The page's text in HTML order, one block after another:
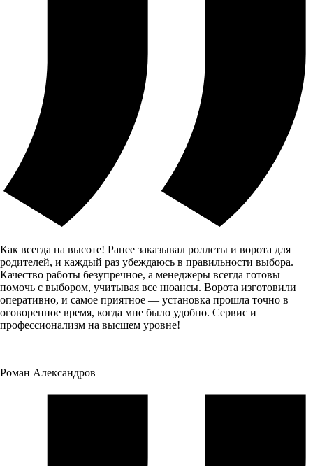
Как всегда на высоте! Ранее заказывал роллеты и ворота для
родителей, и каждый раз убеждаюсь в правильности выбора.
Качество работы безупречное, а менеджеры всегда готовы
помочь с выбором, учитывая все нюансы. Ворота изготовили
оперативно, и самое приятное — установка прошла точно в
оговоренное время, когда мне было удобно. Сервис и
профессионализм на высшем уровне!
Роман Александров